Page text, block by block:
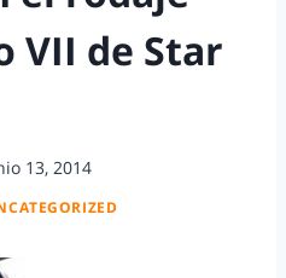
VII de Star
13, 2014